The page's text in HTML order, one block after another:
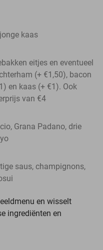
kaas
eitjes en eventueel
(+ €1,50), bacon
en kaas (+ €1). Ook
van €4
Grana Padano, drie
saus, champignons,
en wisselt
ingrediënten en